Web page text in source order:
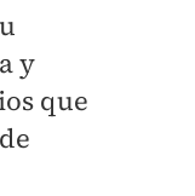
y
que